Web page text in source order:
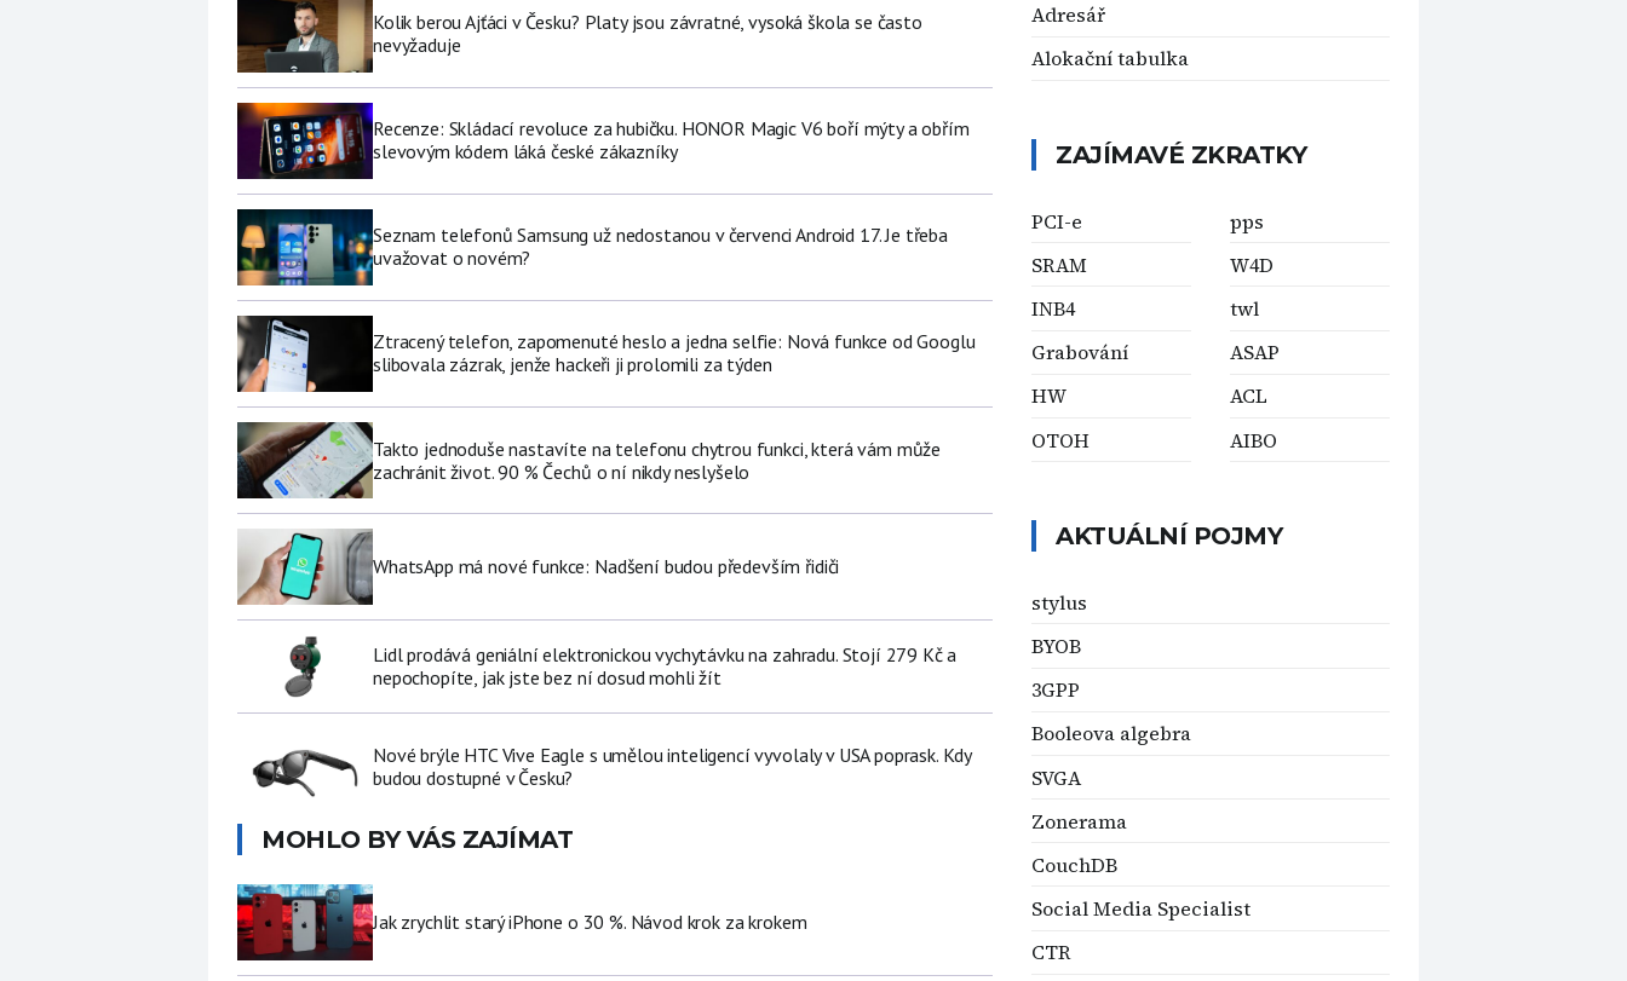
Kolik berou Ajťáci v Česku? Platy jsou závratné, vysoká škola se často
nevyžaduje
Recenze: Skládací revoluce za hubičku. HONOR Magic V6 boří mýty a obřím
slevovým kódem láká české zákazníky
Seznam telefonů Samsung už nedostanou v červenci Android 17. Je třeba
uvažovat o novém?
Ztracený telefon, zapomenuté heslo a jedna selfie: Nová funkce od Googlu
slibovala zázrak, jenže hackeři ji prolomili za týden
Takto jednoduše nastavíte na telefonu chytrou funkci, která vám může
zachránit život. 90 % Čechů o ní nikdy neslyšelo
WhatsApp má nové funkce: Nadšení budou především řidiči
Lidl prodává geniální elektronickou vychytávku na zahradu. Stojí 279 Kč a
nepochopíte, jak jste bez ní dosud mohli žít
Nové brýle HTC Vive Eagle s umělou inteligencí vyvolaly v USA poprask. Kdy
budou dostupné v Česku?
MOHLO BY VÁS ZAJÍMAT
Jak zrychlit starý iPhone o 30 %. Návod krok za krokem
Adresář
Alokační tabulka
ZAJÍMAVÉ ZKRATKY
PCI-e
SRAM
INB4
Grabování
HW
OTOH
pps
W4D
twl
ASAP
ACL
AIBO
AKTUÁLNÍ POJMY
stylus
BYOB
3GPP
Booleova algebra
SVGA
Zonerama
CouchDB
Social Media Specialist
CTR